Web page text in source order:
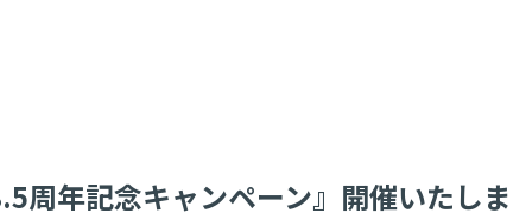
周年記念キャンペーン』開催いたしま